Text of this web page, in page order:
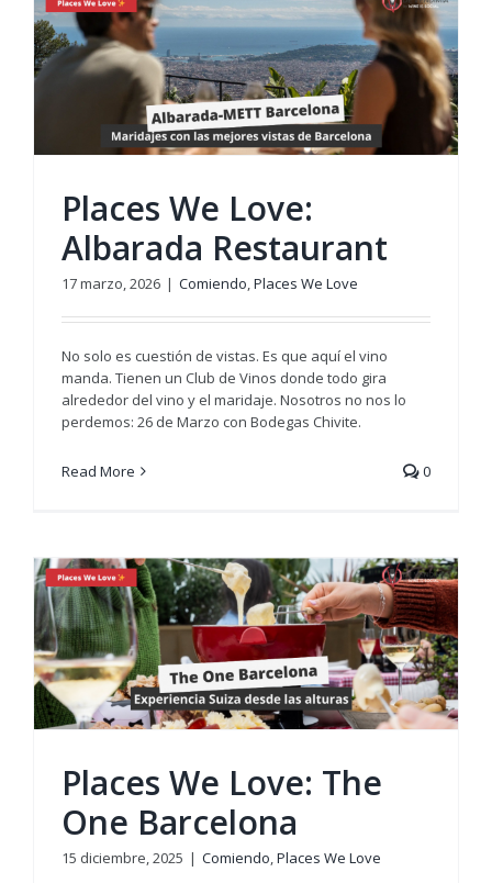
Places We Love:
Albarada Restaurant
17 marzo, 2026 | Comiendo,Places We Love
No solo es cuestión de vistas. Es que aquí el vino
manda. Tienen un Club de Vinos donde todo gira
alrededor del vino y el maridaje. Nosotros no nos lo
perdemos: 26 de Marzo con Bodegas Chivite.
Read More 0
Places We Love: The
One Barcelona
15 diciembre, 2025 | Comiendo,Places We Love